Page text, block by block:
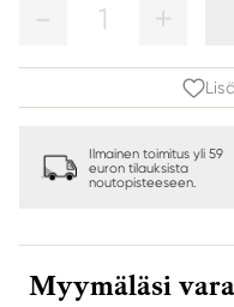
1
Ilmainen toimitus yli 59
euron tilauksista
noutopisteeseen.
Myymäläsi